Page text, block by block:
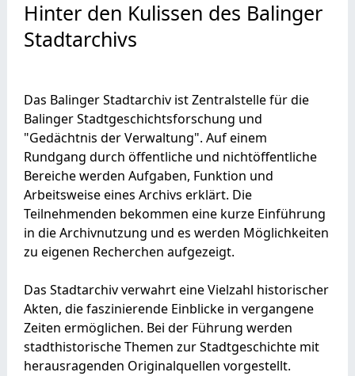
Hinter den Kulissen des Balinger
Stadtarchivs
Das Balinger Stadtarchiv ist Zentralstelle für die
Balinger Stadtgeschichtsforschung und
"Gedächtnis der Verwaltung". Auf einem
Rundgang durch öffentliche und nichtöffentliche
Bereiche werden Aufgaben, Funktion und
Arbeitsweise eines Archivs erklärt. Die
Teilnehmenden bekommen eine kurze Einführung
in die Archivnutzung und es werden Möglichkeiten
zu eigenen Recherchen aufgezeigt.
Das Stadtarchiv verwahrt eine Vielzahl historischer
Akten, die faszinierende Einblicke in vergangene
Zeiten ermöglichen. Bei der Führung werden
stadthistorische Themen zur Stadtgeschichte mit
herausragenden Originalquellen vorgestellt.